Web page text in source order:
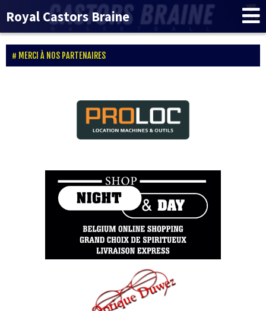
Royal Castors Braine
MERCI À NOS PARTENAIRES